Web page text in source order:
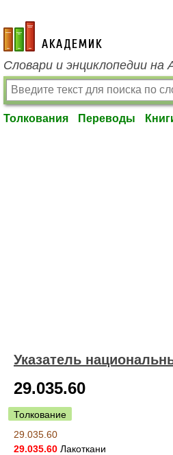
academic.ru
Словари и энциклопедии на
Толкования Переводы
Указатель
29.035.60
Толкование
29.035.60
29.035.60 Лакоткани